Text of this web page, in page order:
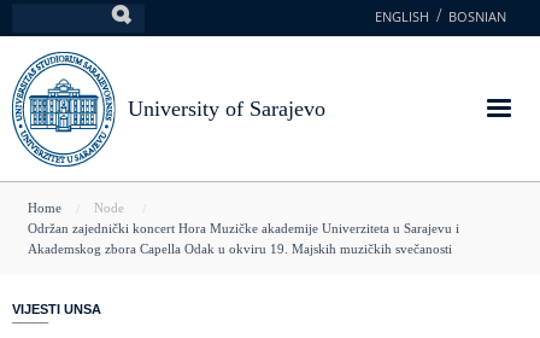
to
main
content
ENGLISH BOSNIAN
University of Sarajevo
You
are
Home
Node
Održan zajednički koncert Hora Muzičke akademije Univerziteta u Sarajevu i
Akademskog zbora Capella Odak u okviru 19. Majskih muzičkih svečanosti
VIJESTI UNSA